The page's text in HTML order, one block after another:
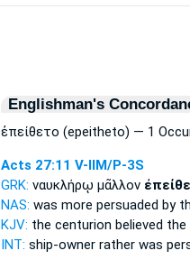
Englishman's
ἐπείθετο (epeitheto) — 1
Acts 27:11 V-IIM/P-3S
GRK: ναυκλήρῳ μᾶλλον
NAS: was more persuaded by
KJV: the centurion believed the
INT: ship-owner rather was